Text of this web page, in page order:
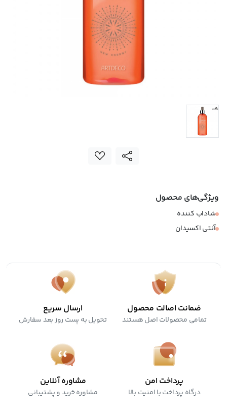
ویژگی‌های محصول
شاداب کننده
آنتی اکسیدان
ضمانت اصالت محصول
تمامی محصولات اصل هستند
ارسال سریع
تحویل به پست روز بعد سفارش
پرداخت امن
درگاه پرداخت با امنیت بالا
مشاوره آنلاین
مشاوره خرید و پشتیبانی